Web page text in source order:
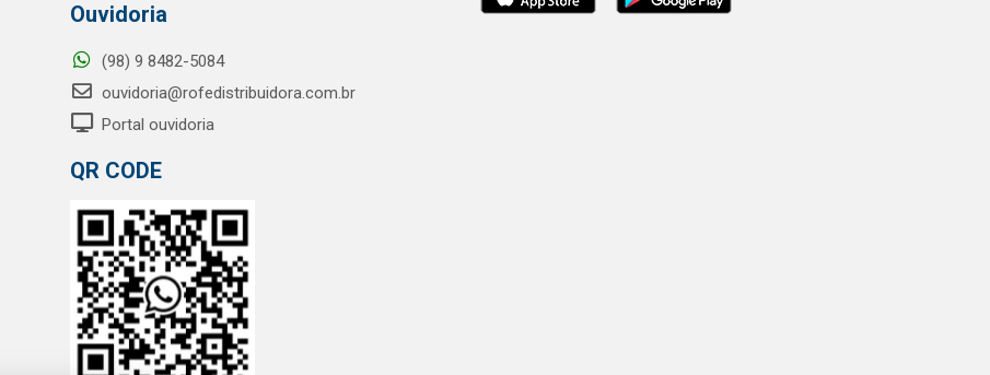
Ouvidoria
(98) 9 8482-5084
ouvidoria@rofedistribuidora.com.br
Portal ouvidoria
QR CODE